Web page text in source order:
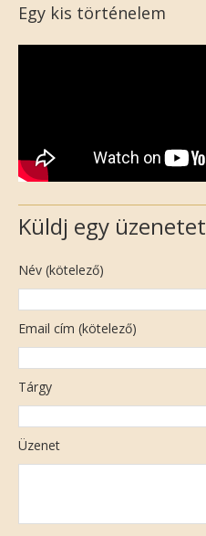
Egy kis történelem
Küldj egy üzenetet
Név (kötelező)
Email cím (kötelező)
Tárgy
Üzenet